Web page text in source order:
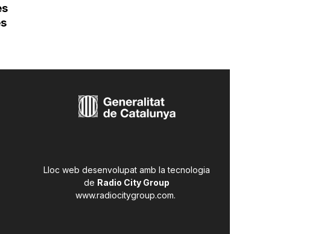
Lloc web desenvolupat amb la tecnologia
de Radio City Group
www.radiocitygroup.com.